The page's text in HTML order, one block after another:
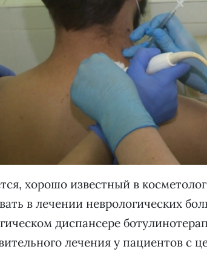
хорошо известный в
в лечении неврологических
диспансере
лечения у пациентов с